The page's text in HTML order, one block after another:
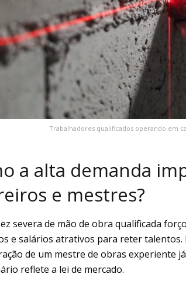
Trabalhadores qualificados operando em
a alta demanda
e mestres?
severa de mão de obra qualificada
e salários atrativos para reter
de um mestre de obras experiente
reflete a lei de mercado.